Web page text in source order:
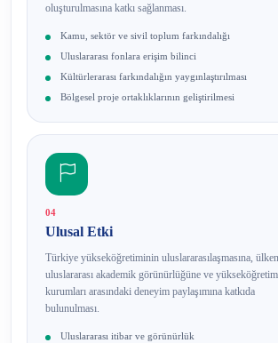
oluşturulmasına katkı sağlanması.
Kamu, sektör ve sivil toplum farkındalığı
Uluslararası fonlara erişim bilinci
Kültürlerarası farkındalığın yaygınlaştırılması
Bölgesel proje ortaklıklarının geliştirilmesi
04
Ulusal Etki
Türkiye yükseköğretiminin uluslararasılaşmasına,
uluslararası akademik görünürlüğüne ve yükseköğretim
kurumları arasındaki deneyim paylaşımına katkıda
bulunulması.
Uluslararası itibar ve görünürlük